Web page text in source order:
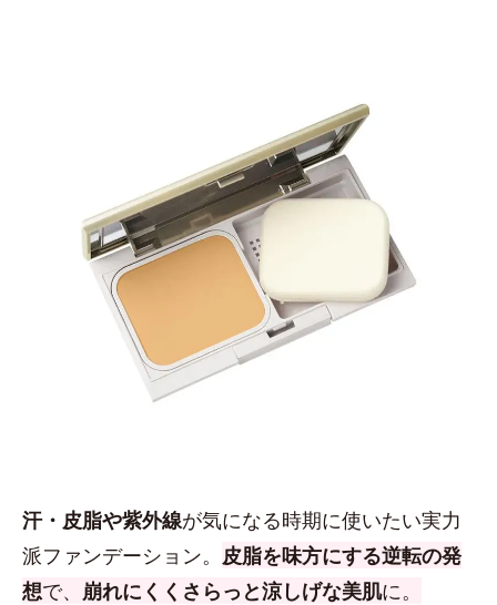
汗・皮脂や紫外線が気になる時期に使いたい実力
派ファンデーション。 皮脂を味方にする逆転の発
想で、 崩れにくくさらっと涼しげな美肌に。